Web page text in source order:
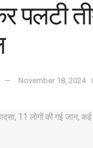
November 18, 2024